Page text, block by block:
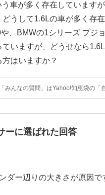
車が多く存在しています
うして1.6Lの車が多く存
、BMWの1シリーズ プジ
いますが、どうせなら
はいますか？
「みんなの質問」はYahoo!知恵袋の「
ーに選ばれた回答
ダー辺りの大きさが原因で